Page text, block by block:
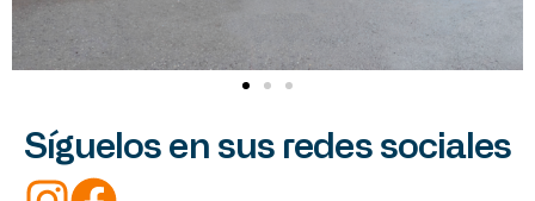
Síguelos en sus redes sociales